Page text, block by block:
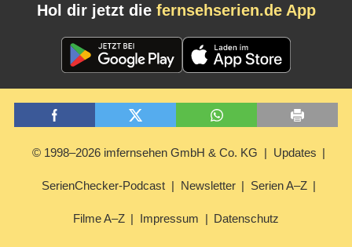
Hol dir jetzt die fernsehserien.de App
© 1998–2026 imfernsehen GmbH & Co. KG Updates
SerienChecker-Podcast Newsletter Serien A–Z
Filme A–Z Impressum Datenschutz